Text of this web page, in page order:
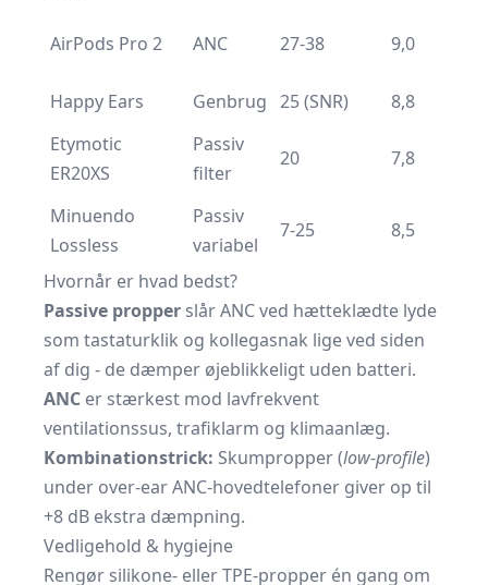
AirPods Pro 2 ANC 27-38 9,0
Happy Ears Genbrug 25 (SNR)
8,8
Etymotic
ER20XS
Passiv
filter
20 7,8
Minuendo
Lossless
Passiv
variabel
7-25 8,5
Hvornår er hvad bedst?
Passive propper slår ANC ved hætteklædte lyde
som tastaturklik og kollegasnak lige ved siden
af dig - de dæmper øjeblikkeligt uden batteri.
ANC er stærkest mod lavfrekvent
ventilationssus, trafiklarm og klimaanlæg.
Kombinationstrick: Skumpropper (low-profile)
under over-ear ANC-hovedtelefoner giver op til
+8 dB ekstra dæmpning.
Vedligehold & hygiejne
Rengør silikone- eller TPE-propper én gang om